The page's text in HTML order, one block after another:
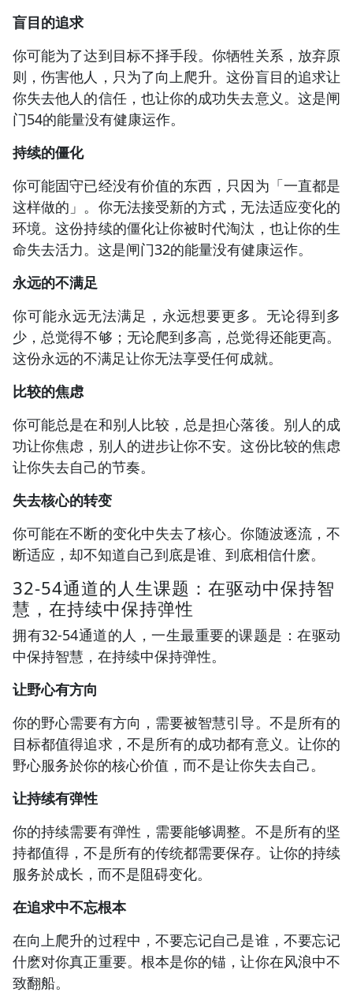
盲目的追求
你可能为了达到目标不择手段。你牺牲关系，放弃原
则，伤害他人，只为了向上爬升。这份盲目的追求让
你失去他人的信任，也让你的成功失去意义。这是闸
门54的能量没有健康运作。
持续的僵化
你可能固守已经没有价值的东西，只因为「一直都是
这样做的」。你无法接受新的方式，无法适应变化的
环境。这份持续的僵化让你被时代淘汰，也让你的生
命失去活力。这是闸门32的能量没有健康运作。
永远的不满足
你可能永远无法满足，永远想要更多。无论得到多
少，总觉得不够；无论爬到多高，总觉得还能更高。
这份永远的不满足让你无法享受任何成就。
比较的焦虑
你可能总是在和别人比较，总是担心落後。别人的成
功让你焦虑，别人的进步让你不安。这份比较的焦虑
让你失去自己的节奏。
失去核心的转变
你可能在不断的变化中失去了核心。你随波逐流，不
断适应，却不知道自己到底是谁、到底相信什麽。
32-54通道的人生课题：在驱动中保持智
慧，在持续中保持弹性
拥有32-54通道的人，一生最重要的课题是：在驱动
中保持智慧，在持续中保持弹性。
让野心有方向
你的野心需要有方向，需要被智慧引导。不是所有的
目标都值得追求，不是所有的成功都有意义。让你的
野心服务於你的核心价值，而不是让你失去自己。
让持续有弹性
你的持续需要有弹性，需要能够调整。不是所有的坚
持都值得，不是所有的传统都需要保存。让你的持续
服务於成长，而不是阻碍变化。
在追求中不忘根本
在向上爬升的过程中，不要忘记自己是谁，不要忘记
什麽对你真正重要。根本是你的锚，让你在风浪中不
致翻船。